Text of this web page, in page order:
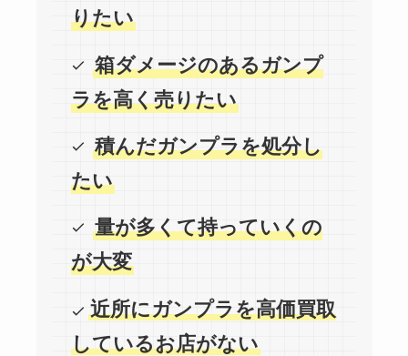
りたい
箱ダメージのあるガンプ
ラを高く売りたい
積んだガンプラを処分し
たい
量が多くて持っていくの
が大変
近所にガンプラを高価買取
しているお店がない